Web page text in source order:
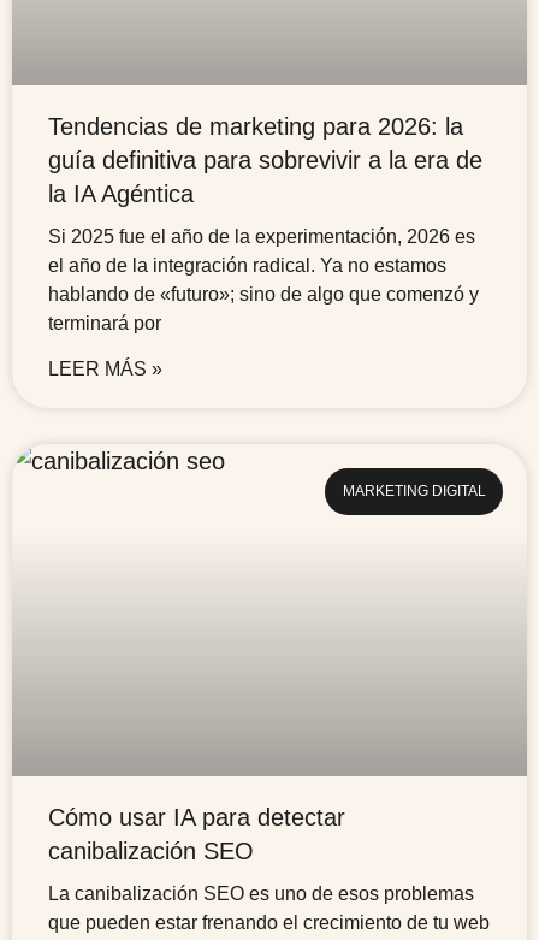
Tendencias de marketing para 2026: la
guía definitiva para sobrevivir a la era de
la IA Agéntica
Si 2025 fue el año de la experimentación, 2026 es
el año de la integración radical. Ya no estamos
hablando de «futuro»; sino de algo que comenzó y
terminará por
LEER MÁS »
MARKETING DIGITAL
Cómo usar IA para detectar
canibalización SEO
La canibalización SEO es uno de esos problemas
que pueden estar frenando el crecimiento de tu web